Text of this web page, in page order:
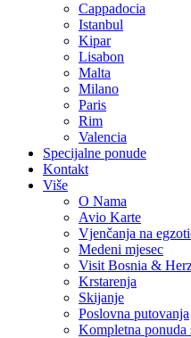
Cappadocia
Istanbul
Kipar
Lisabon
Malta
Milano
Paris
Rim
Valencia
Specijalne ponude
Kontakt
Više
O Nama
Avio Karte
Vjenčanja na
Medeni mjesec
Visit Bosnia &
Krstarenja
Skijanje
Poslovna putovanja
Kompletna ponuda